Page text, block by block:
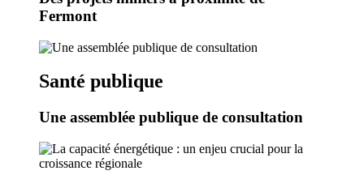
Fermont
Santé publique
Une assemblée publique de consultation